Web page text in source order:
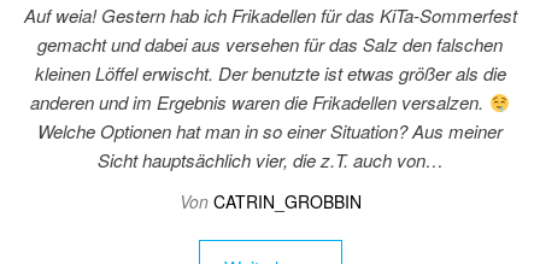
Auf weia! Gestern hab ich Frikadellen für das KiTa-Sommerfest
gemacht und dabei aus versehen für das Salz den falschen
kleinen Löffel erwischt. Der benutzte ist etwas größer als die
anderen und im Ergebnis waren die Frikadellen versalzen.
Welche Optionen hat man in so einer Situation? Aus meiner
Sicht hauptsächlich vier, die z.T. auch von…
Von CATRIN_GROBBIN